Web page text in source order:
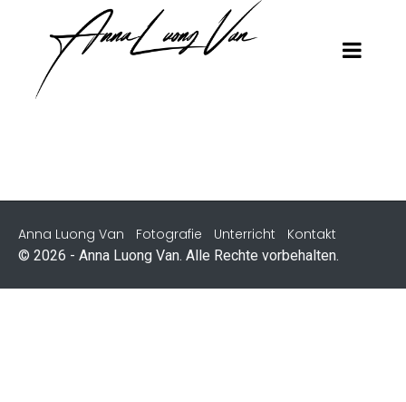
Anna Luong Van Fotografie Unterricht Kontakt
© 2026 - Anna Luong Van. Alle Rechte vorbehalten.